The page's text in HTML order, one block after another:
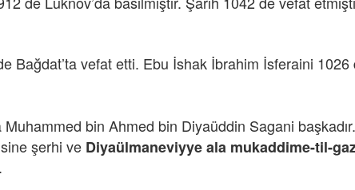
Bağdat’ta vefat etti. Ebu İshak İbrahim İsferaini 1026
bin Ahmed bin Diyaüddin Sagani
sine şerhi ve Diyaülmaneviyye ala mukaddime-til-